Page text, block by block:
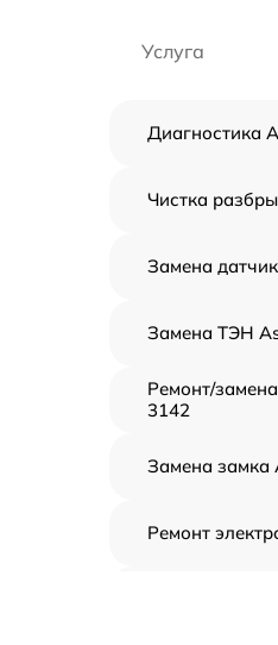
Услуга
Диагностика
Чистка
Замена
Замена ТЭН
Ремонт/
3142
Замена замка
Ремонт